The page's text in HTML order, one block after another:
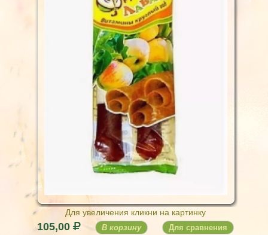
Для увеличения кликни на картинку
105,00 В корзину Для сравнения